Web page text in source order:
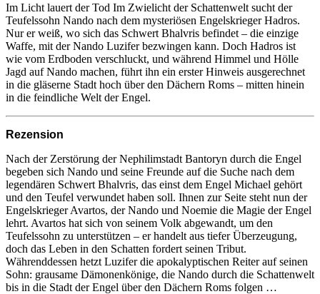
Im Licht lauert der Tod Im Zwielicht der Schattenwelt sucht der
Teufelssohn Nando nach dem mysteriösen Engelskrieger Hadros.
Nur er weiß, wo sich das Schwert Bhalvris befindet – die einzige
Waffe, mit der Nando Luzifer bezwingen kann. Doch Hadros ist
wie vom Erdboden verschluckt, und während Himmel und Hölle
Jagd auf Nando machen, führt ihn ein erster Hinweis ausgerechnet
in die gläserne Stadt hoch über den Dächern Roms – mitten hinein
in die feindliche Welt der Engel.
Rezension
Nach der Zerstörung der Nephilimstadt Bantoryn durch die Engel
begeben sich Nando und seine Freunde auf die Suche nach dem
legendären Schwert Bhalvris, das einst dem Engel Michael gehört
und den Teufel verwundet haben soll. Ihnen zur Seite steht nun der
Engelskrieger Avartos, der Nando und Noemie die Magie der Engel
lehrt. Avartos hat sich von seinem Volk abgewandt, um den
Teufelssohn zu unterstützen – er handelt aus tiefer Überzeugung,
doch das Leben in den Schatten fordert seinen Tribut.
Währenddessen hetzt Luzifer die apokalyptischen Reiter auf seinen
Sohn: grausame Dämonenkönige, die Nando durch die Schattenwelt
bis in die Stadt der Engel über den Dächern Roms folgen …